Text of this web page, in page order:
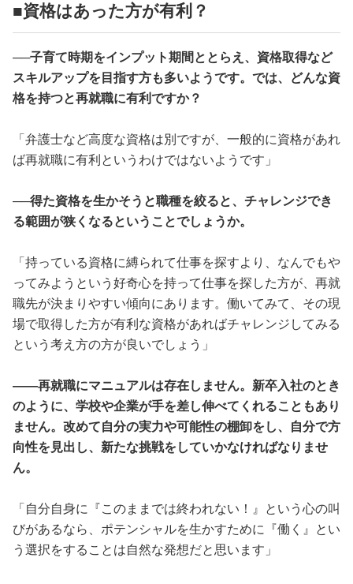
■資格はあった方が有利？
──子育て時期をインプット期間ととらえ、資格取得など
スキルアップを目指す方も多いようです。では、どんな資
格を持つと再就職に有利ですか？
「弁護士など高度な資格は別ですが、一般的に資格があれ
ば再就職に有利というわけではないようです」
──得た資格を生かそうと職種を絞ると、チャレンジでき
る範囲が狭くなるということでしょうか。
「持っている資格に縛られて仕事を探すより、なんでもや
ってみようという好奇心を持って仕事を探した方が、再就
職先が決まりやすい傾向にあります。働いてみて、その現
場で取得した方が有利な資格があればチャレンジしてみる
という考え方の方が良いでしょう」
――再就職にマニュアルは存在しません。新卒入社のとき
のように、学校や企業が手を差し伸べてくれることもあり
ません。改めて自分の実力や可能性の棚卸をし、自分で方
向性を見出し、新たな挑戦をしていかなければなりませ
ん。
「自分自身に『このままでは終われない！』という心の叫
びがあるなら、ポテンシャルを生かすために『働く』とい
う選択をすることは自然な発想だと思います」